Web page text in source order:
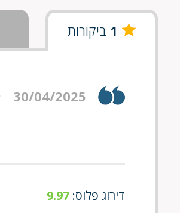
1 ביקורות
30/04/2025
דירוג פלוס: 9.97